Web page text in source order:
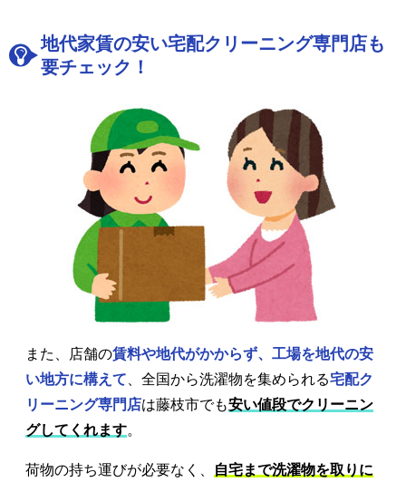
地代家賃の安い宅配クリーニング専門店も
要チェック！
また、店舗の賃料や地代がかからず、工場を地代の安
い地方に構えて 、全国から洗濯物を集められる宅配ク
リーニング専門店は藤枝市でも安い値段でクリーニン
グしてくれます。
荷物の持ち運びが必要なく、
自宅まで洗濯物を取りに